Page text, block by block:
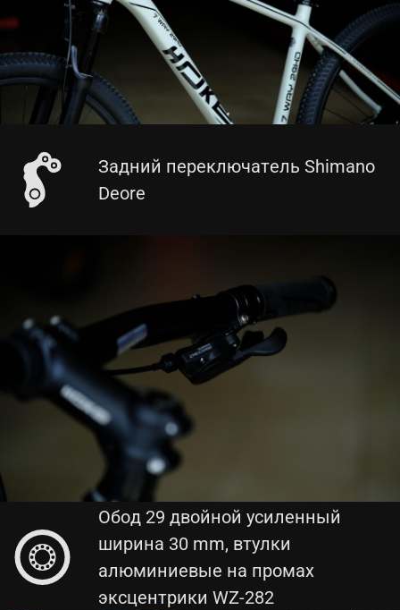
Задний переключатель Shimano
Deore
Обод 29 двойной усиленный
ширина 30 mm, втулки
алюминиевые на промах
эксцентрики WZ-282